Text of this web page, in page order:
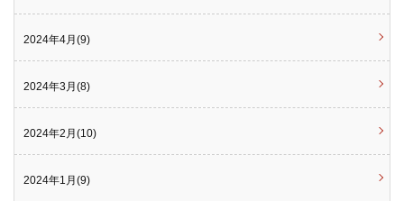
2024年4月(9)
2024年3月(8)
2024年2月(10)
2024年1月(9)